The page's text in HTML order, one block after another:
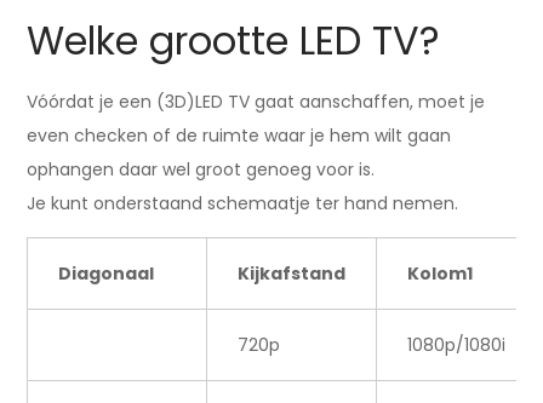
Welke grootte LED TV?
Vóórdat je een (3D)LED TV gaat aanschaffen, moet je
even checken of de ruimte waar je hem wilt gaan
ophangen daar wel groot genoeg voor is.
Je kunt onderstaand schemaatje ter hand nemen.
Diagonaal Kijkafstand Kolom1
720p 1080p/1080i